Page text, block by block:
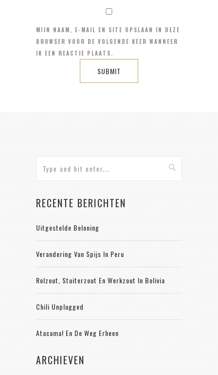
MIJN NAAM, E-MAIL EN SITE OPSLAAN IN DEZE
BROWSER VOOR DE VOLGENDE KEER WANNEER
IK EEN REACTIE PLAATS.
RECENTE BERICHTEN
Uitgestelde Beloning
Verandering Van Spijs In Peru
Rolzout, Stuiterzout En Werkzout In Bolivia
Chili Unplugged
Atacama! En De Weg Erheen
ARCHIEVEN